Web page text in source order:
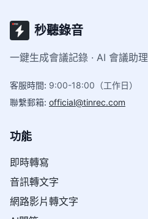
秒聽錄音
一鍵生成會議記錄 · AI 會議助理
客服時間: 9:00-18:00（工作日）
聯繫郵箱: official@tinrec.com
功能
即時轉寫
音訊轉文字
網路影片轉文字